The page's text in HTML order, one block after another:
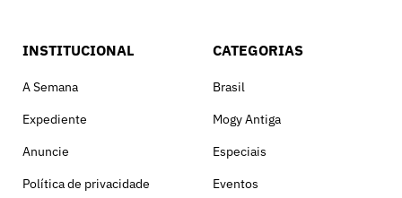
INSTITUCIONAL
A Semana
Expediente
Anuncie
Política de privacidade
CATEGORIAS
Brasil
Mogy Antiga
Especiais
Eventos